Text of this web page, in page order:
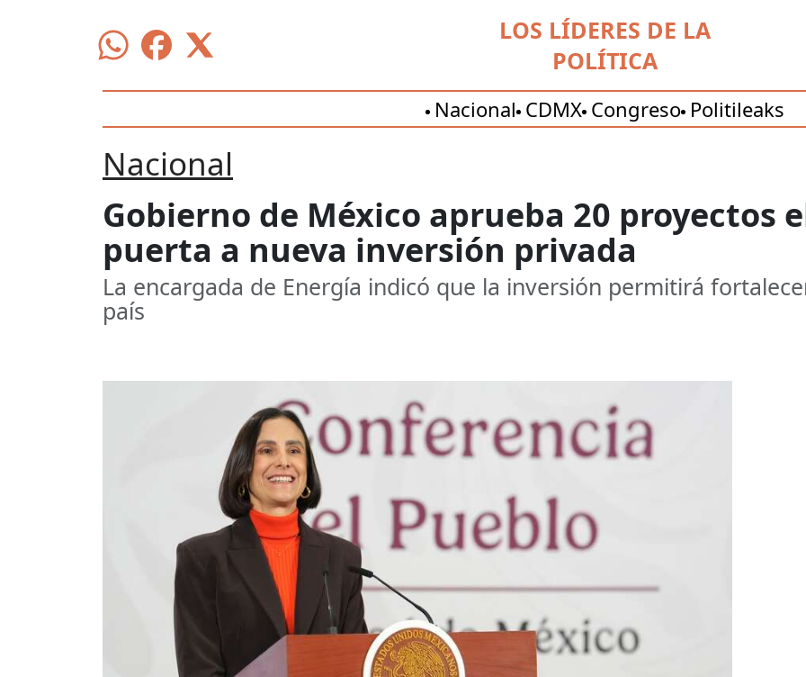
LOS LÍDERES DE LA
POLÍTICA
Nacional CDMX Congreso Politileaks
Nacional
Gobierno de México aprueba 20 proyectos
puerta a nueva inversión privada
La encargada de Energía indicó que la inversión permitirá
país